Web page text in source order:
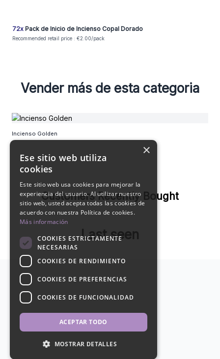
72xPack de Inicio de Incienso Copal Dorado
Recommended retail price : €2.00/pack
Vender más de esta categoria
Incienso Golden
Customers Recently Bought
Last seen
×
Ese sitio web utiliza
cookies
Este sitio web usa cookies para mejorar la
experiencia del usuario. Al utilizar nuestro
sitio web, usted acepta todas las cookies de
acuerdo con nuestra Política de cookies.
Más información
COOKIES ESTRICTAMENTE
NECESARIAS
COOKIES DE RENDIMIENTO
COOKIES DE PREFERENCIAS
COOKIES DE FUNCIONALIDAD
ACEPTAR TODO
MOSTRAR DETALLES